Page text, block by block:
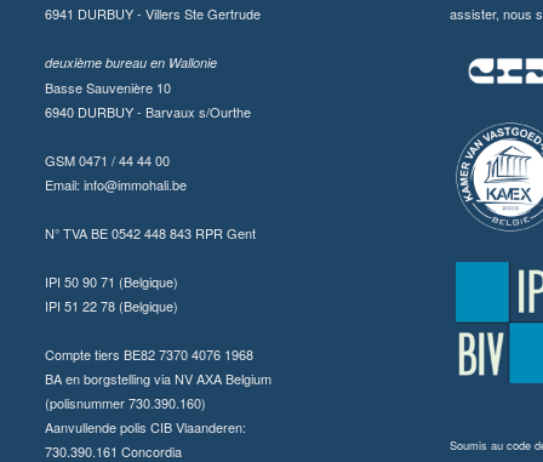
6941 DURBUY - Villers Ste Gertrude
deuxième bureau en Wallonie
Basse Sauvenière 10
6940 DURBUY - Barvaux s/Ourthe
GSM 0471 / 44 44 00
Email: info@immohali.be
N° TVA BE 0542 448 843 RPR Gent
IPI 50 90 71 (Belgique)
IPI 51 22 78 (Belgique)
Compte tiers BE82 7370 4076 1968
BA en borgstelling via NV AXA Belgium
(polisnummer 730.390.160)
Aanvullende polis CIB Vlaanderen:
730.390.161 Concordia
assister, nous
Soumis au code